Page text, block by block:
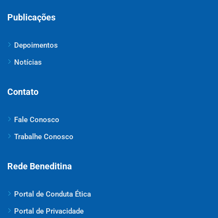
Publicações
Depoimentos
Notícias
Contato
Fale Conosco
Trabalhe Conosco
Rede Beneditina
Portal de Conduta Ética
Portal de Privacidade